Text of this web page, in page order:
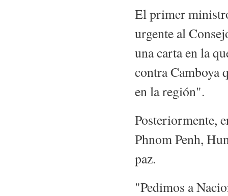
El primer
urgente al
una carta en la
contra Camboya
en la región".
Posteriormente,
Phnom Penh,
paz.
"Pedimos a